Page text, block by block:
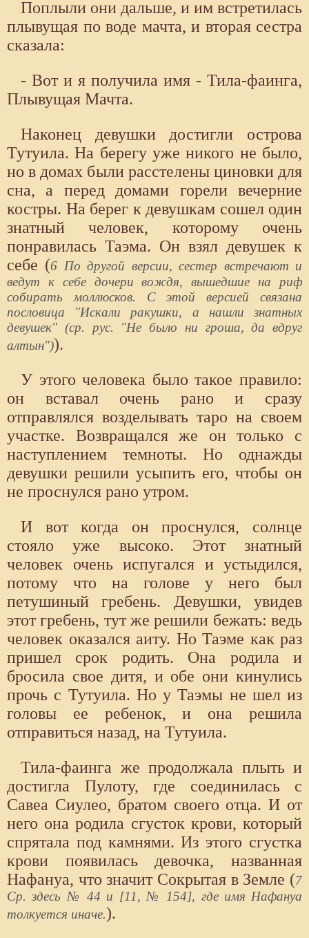
Поплыли они дальше, и им встретилась
плывущая по воде мачта, и вторая сестра
сказала:
- Вот и я получила имя - Тила-фаинга,
Плывущая Мачта.
Наконец девушки достигли острова
Тутуила. На берегу уже никого не было,
но в домах были расстелены циновки для
сна, а перед домами горели вечерние
костры. На берег к девушкам сошел один
знатный человек, которому очень
понравилась Таэма. Он взял девушек к
себе (6 По другой версии, сестер встречают и
ведут к себе дочери вождя, вышедшие на риф
собирать моллюсков. С этой версией связана
пословица "Искали ракушки, а нашли знатных
девушек" (ср. рус. "Не было ни гроша, да вдруг
алтын")).
У этого человека было такое правило:
он вставал очень рано и сразу
отправлялся возделывать таро на своем
участке. Возвращался же он только с
наступлением темноты. Но однажды
девушки решили усыпить его, чтобы он
не проснулся рано утром.
И вот когда он проснулся, солнце
стояло уже высоко. Этот знатный
человек очень испугался и устыдился,
потому что на голове у него был
петушиный гребень. Девушки, увидев
этот гребень, тут же решили бежать: ведь
человек оказался аиту. Но Таэме как раз
пришел срок родить. Она родила и
бросила свое дитя, и обе они кинулись
прочь с Тутуила. Но у Таэмы не шел из
головы ее ребенок, и она решила
отправиться назад, на Тутуила.
Тила-фаинга же продолжала плыть и
достигла Пулоту, где соединилась с
Савеа Сиулео, братом своего отца. И от
него она родила сгусток крови, который
спрятала под камнями. Из этого сгустка
крови появилась девочка, названная
Нафануа, что значит Сокрытая в Земле (7
Ср. здесь № 44 и [11, № 154], где имя Нафануа
толкуется иначе.).